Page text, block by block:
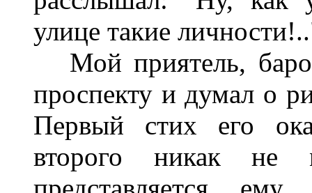
улице такие
Мой приятель,
проспекту и думал о
Первый стих его
второго никак не